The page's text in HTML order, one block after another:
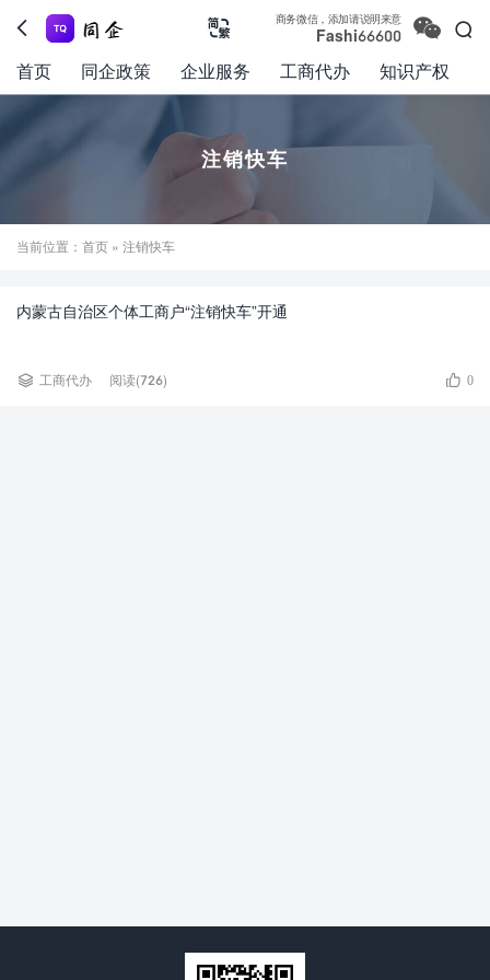
 
商务微信，添加请说明来意
Fashi66600 

首页 同企政策 企业服务 工商代办 知识产权
注销快车
当前位置： 首页 » 注销快车
内蒙古自治区个体工商户“注销快车”开通
 工商代办 阅读(726)  0